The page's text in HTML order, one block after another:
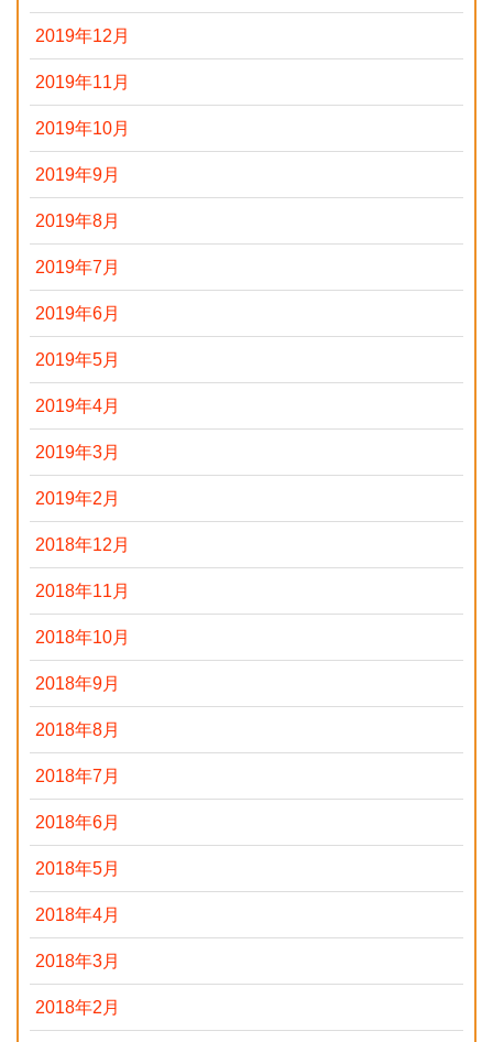
2019年12月
2019年11月
2019年10月
2019年9月
2019年8月
2019年7月
2019年6月
2019年5月
2019年4月
2019年3月
2019年2月
2018年12月
2018年11月
2018年10月
2018年9月
2018年8月
2018年7月
2018年6月
2018年5月
2018年4月
2018年3月
2018年2月